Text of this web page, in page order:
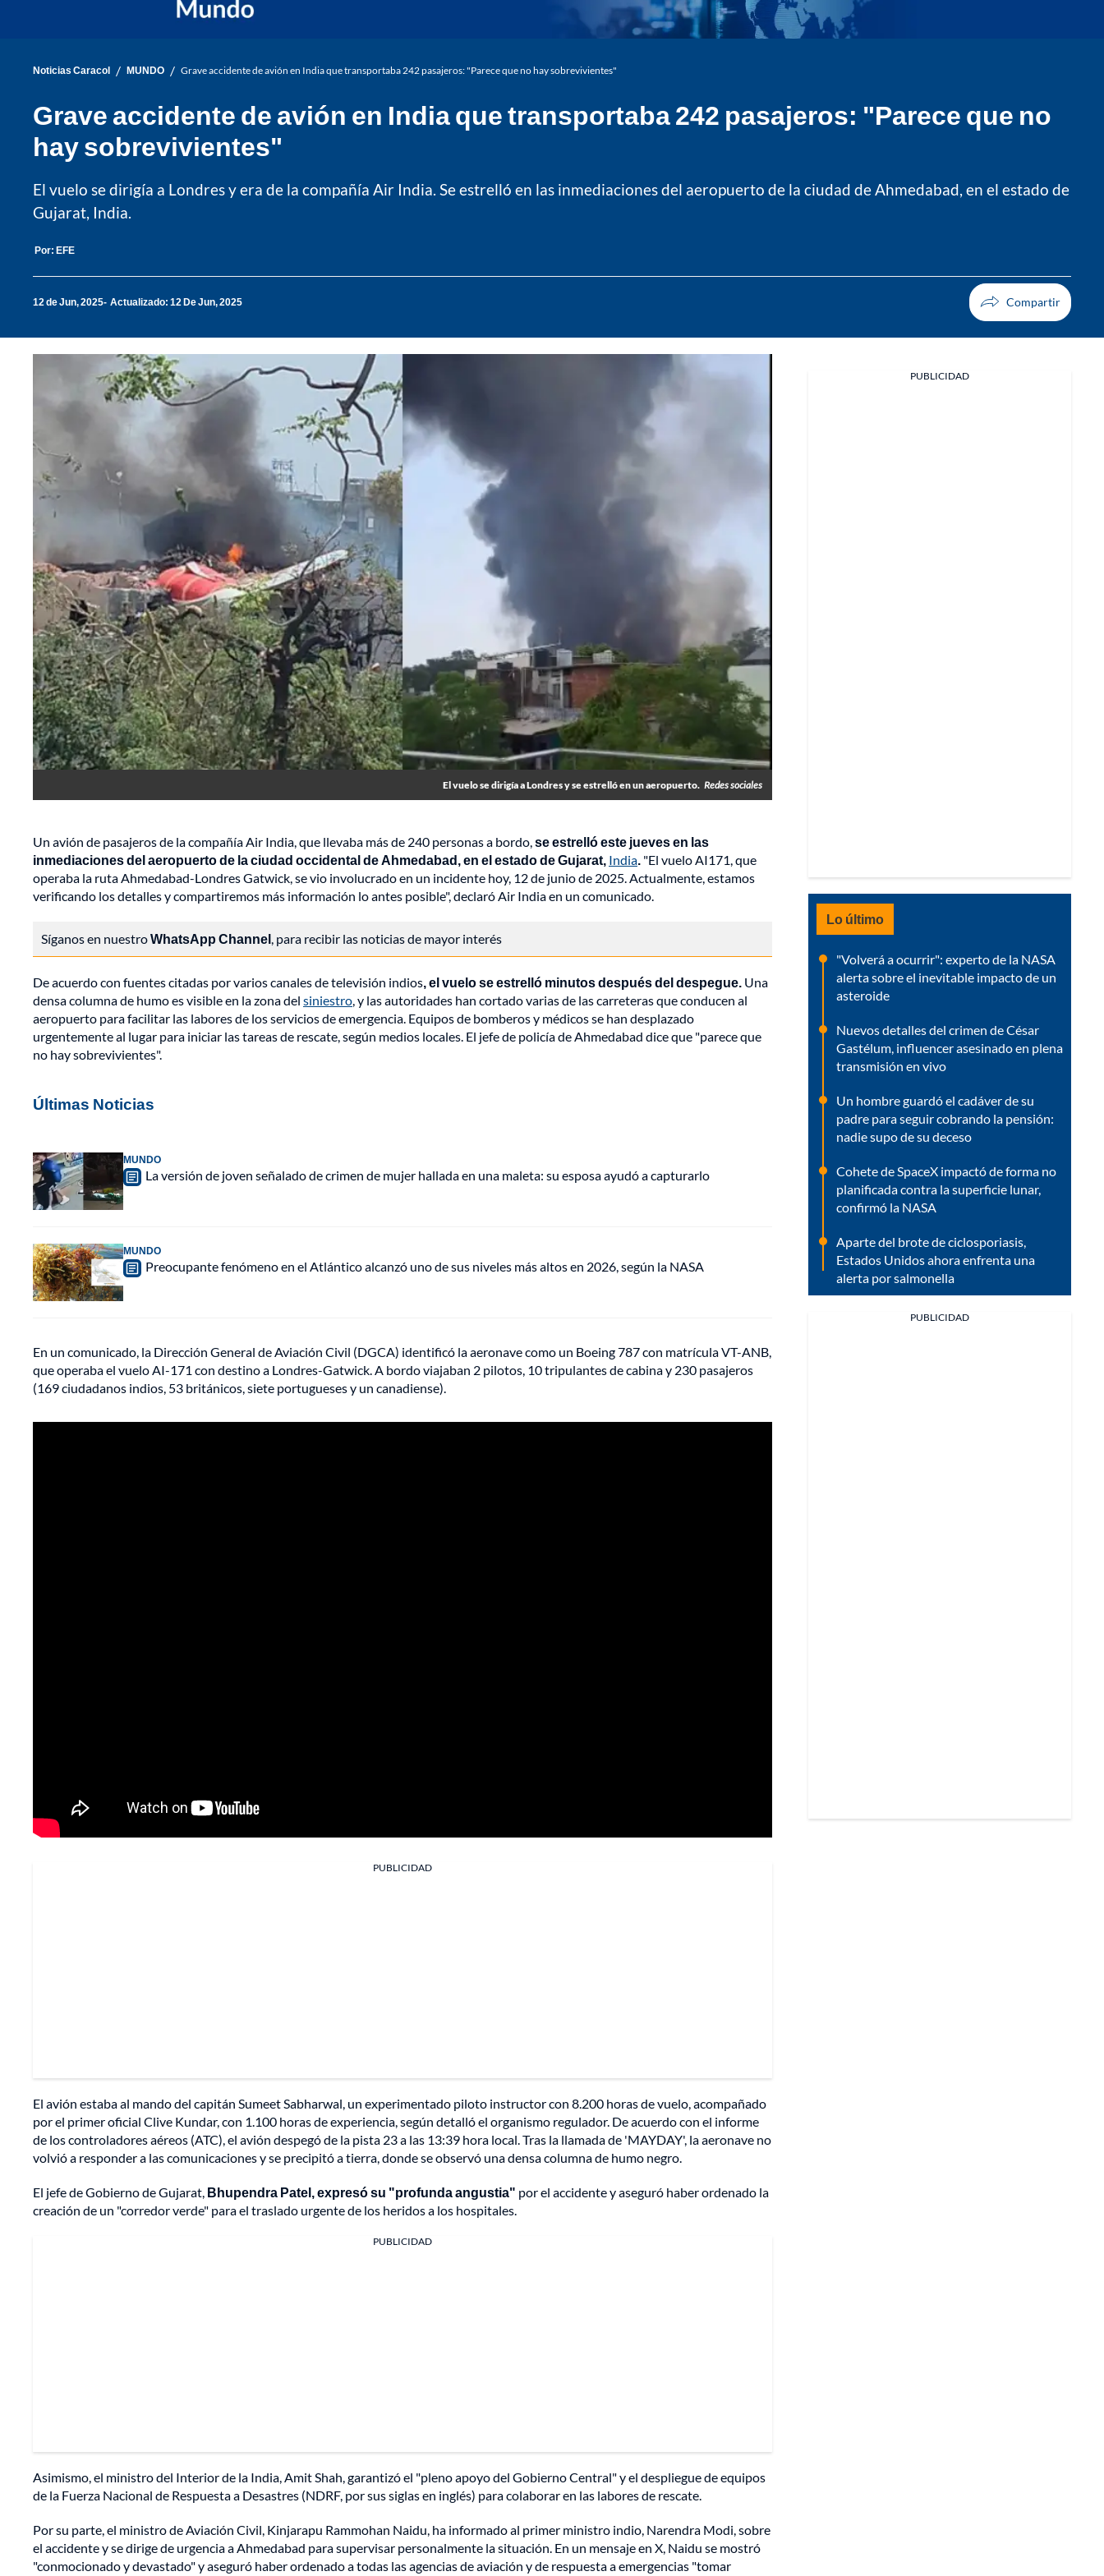
Noticias Caracol / MUNDO / Grave accidente de avión en India que transportaba 242 pasajeros: "Parece que no hay sobrevivientes"
Grave accidente de avión en India que transportaba 242 pasajeros: "Parece que no
hay sobrevivientes"
El vuelo se dirigía a Londres y era de la compañía Air India. Se estrelló en las inmediaciones del aeropuerto de la ciudad de Ahmedabad, en el estado de
Gujarat, India.
Por: EFE
12 de Jun, 2025 Actualizado: 12 De Jun, 2025
El vuelo se dirigía a Londres y se estrelló en un aeropuerto. Redes sociales
Un avión de pasajeros de la compañía Air India, que llevaba más de 240 personas a bordo,se estrelló este jueves en las
inmediaciones del aeropuerto de la ciudad occidental de Ahmedabad, en el estado de Gujarat, India. "El vuelo AI171, que
operaba la ruta Ahmedabad-Londres Gatwick, se vio involucrado en un incidente hoy, 12 de junio de 2025. Actualmente, estamos
verificando los detalles y compartiremos más información lo antes posible", declaró Air India en un comunicado.
Síganos en nuestroWhatsApp Channel, para recibir las noticias de mayor interés
De acuerdo con fuentes citadas por varios canales de televisión indios, el vuelo se estrelló minutos después del despegue. Una
densa columna de humo es visible en la zona del siniestro, y las autoridades han cortado varias de las carreteras que conducen al
aeropuerto para facilitar las labores de los servicios de emergencia. Equipos de bomberos y médicos se han desplazado
urgentemente al lugar para iniciar las tareas de rescate, según medios locales. El jefe de policía de Ahmedabad dice que "parece que
no hay sobrevivientes".
Últimas Noticias
MUNDO
La versión de joven señalado de crimen de mujer hallada en una maleta: su esposa ayudó a capturarlo
MUNDO
Preocupante fenómeno en el Atlántico alcanzó uno de sus niveles más altos en 2026, según la NASA
En un comunicado, la Dirección General de Aviación Civil (DGCA) identificó la aeronave como un Boeing 787 con matrícula VT-ANB,
que operaba el vuelo AI-171 con destino a Londres-Gatwick. A bordo viajaban 2 pilotos, 10 tripulantes de cabina y 230 pasajeros
(169 ciudadanos indios, 53 británicos, siete portugueses y un canadiense).
PUBLICIDAD
El avión estaba al mando del capitán Sumeet Sabharwal, un experimentado piloto instructor con 8.200 horas de vuelo, acompañado
por el primer oficial Clive Kundar, con 1.100 horas de experiencia, según detalló el organismo regulador. De acuerdo con el informe
de los controladores aéreos (ATC), el avión despegó de la pista 23 a las 13:39 hora local. Tras la llamada de 'MAYDAY', la aeronave no
volvió a responder a las comunicaciones y se precipitó a tierra, donde se observó una densa columna de humo negro.
El jefe de Gobierno de Gujarat, Bhupendra Patel, expresó su "profunda angustia" por el accidente y aseguró haber ordenado la
creación de un "corredor verde" para el traslado urgente de los heridos a los hospitales.
PUBLICIDAD
Asimismo, el ministro del Interior de la India, Amit Shah, garantizó el "pleno apoyo del Gobierno Central" y el despliegue de equipos
de la Fuerza Nacional de Respuesta a Desastres (NDRF, por sus siglas en inglés) para colaborar en las labores de rescate.
Por su parte, el ministro de Aviación Civil, Kinjarapu Rammohan Naidu, ha informado al primer ministro indio, Narendra Modi, sobre
el accidente y se dirige de urgencia a Ahmedabad para supervisar personalmente la situación. En un mensaje en X, Naidu se mostró
"conmocionado y devastado" y aseguró haber ordenado a todas las agencias de aviación y de respuesta a emergencias "tomar
PUBLICIDAD
Lo último
"Volverá a ocurrir": experto de la NASA
alerta sobre el inevitable impacto de un
asteroide
Nuevos detalles del crimen de César
Gastélum, influencer asesinado en plena
transmisión en vivo
Un hombre guardó el cadáver de su
padre para seguir cobrando la pensión:
nadie supo de su deceso
Cohete de SpaceX impactó de forma no
planificada contra la superficie lunar,
confirmó la NASA
Aparte del brote de ciclosporiasis,
Estados Unidos ahora enfrenta una
alerta por salmonella
PUBLICIDAD